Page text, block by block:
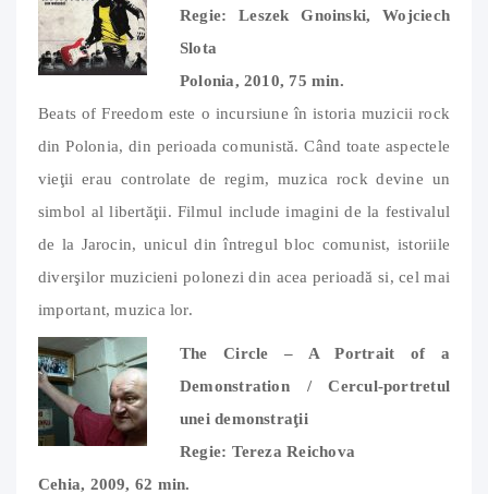
Regie: Leszek Gnoinski, Wojciech
Slota
Polonia, 2010, 75 min.
Beats of Freedom este o incursiune în istoria muzicii rock
din Polonia, din perioada comunistă. Când toate aspectele
vieţii erau controlate de regim, muzica rock devine un
simbol al libertăţii. Filmul include imagini de la festivalul
de la Jarocin, unicul din întregul bloc comunist, istoriile
diverşilor muzicieni polonezi din acea perioadă si, cel mai
important, muzica lor.
The Circle – A Portrait of a
Demonstration / Cercul-portretul
unei demonstraţii
Regie: Tereza Reichova
Cehia, 2009, 62 min.